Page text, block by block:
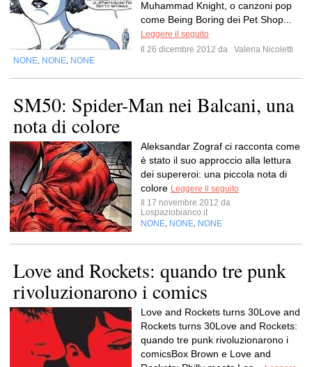
Muhammad Knight, o canzoni pop
come Being Boring dei Pet Shop...
Leggere il seguito
Il 26 dicembre 2012 da
Valeria Nicoletti
NONE NONE NONE
SM50: Spider-Man nei Balcani, una
nota di colore
Aleksandar Zograf ci racconta come
è stato il suo approccio alla lettura
dei supereroi: una piccola nota di
colore Leggere il seguito
Il 17 novembre 2012 da
Lospaziobianco.it
NONE NONE NONE
Love and Rockets: quando tre punk
rivoluzionarono i comics
Love and Rockets turns 30Love and
Rockets turns 30Love and Rockets:
quando tre punk rivoluzionarono i
comicsBox Brown e Love and